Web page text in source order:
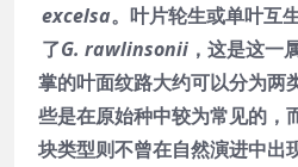
excelsa。叶片轮生或单叶互
了G. rawlinsonii，这是这一
掌的叶面纹路大约可以分为两
些是在原始种中较为常见的，
块类型则不曾在自然演进中出